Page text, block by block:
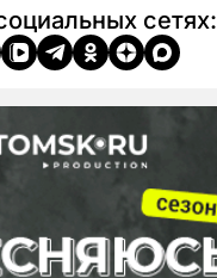
сетях: